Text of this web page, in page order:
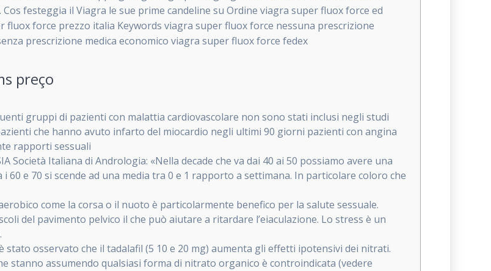
festeggia il Viagra le sue prime candeline su Ordine viagra super fluox force ed
fluox force prezzo italia Keywords viagra super fluox force nessuna prescrizione
prescrizione medica economico viagra super fluox force fedex
preço
gruppi di pazienti con malattia cardiovascolare non sono stati inclusi negli studi
che hanno avuto infarto del miocardio negli ultimi 90 giorni pazienti con angina
rapporti sessuali
Società Italiana di Andrologia: «Nella decade che va dai 40 ai 50 possiamo avere una
60 e 70 si scende ad una media tra 0 e 1 rapporto a settimana. In particolare coloro che
come la corsa o il nuoto è particolarmente benefico per la salute sessuale.
del pavimento pelvico il che può aiutare a ritardare l’eiaculazione. Lo stress è un
stato osservato che il tadalafil (5 10 e 20 mg) aumenta gli effetti ipotensivi dei nitrati.
stanno assumendo qualsiasi forma di nitrato organico è controindicata (vedere